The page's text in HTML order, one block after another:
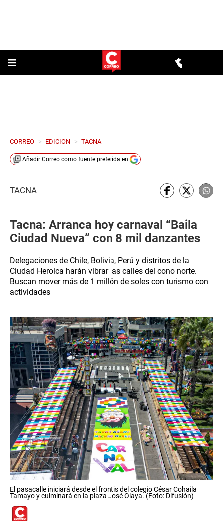
CORREO > EDICION > TACNA
Añadir Correo como fuente preferida en
TACNA
Tacna: Arranca hoy carnaval “Baila
Ciudad Nueva” con 8 mil danzantes
Delegaciones de Chile, Bolivia, Perú y distritos de la
Ciudad Heroica harán vibrar las calles del cono norte.
Buscan mover más de 1 millón de soles con turismo con
actividades
El pasacalle iniciará desde el frontis del colegio César Cohaila
Tamayo y culminará en la plaza José Olaya. (Foto: Difusión)